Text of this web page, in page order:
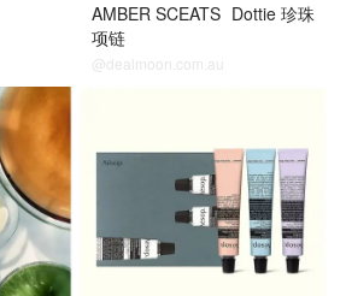
AMBER SCEATS Dottie 珍珠
项链
@dealmoon.com.au